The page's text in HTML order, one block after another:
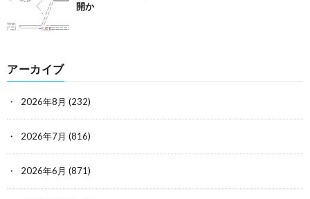
開か
アーカイブ
2026年8月 (232)
2026年7月 (816)
2026年6月 (871)